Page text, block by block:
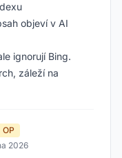
objeví v AI
ignorují Bing.
záleží na
OP
2026